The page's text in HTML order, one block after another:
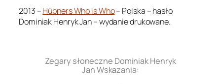
2013 –Hübners Who is Who– Polska – hasło
Dominiak Henryk Jan – wydanie drukowane.
Zegary słoneczne Dominiak Henryk
Jan Wskazania: